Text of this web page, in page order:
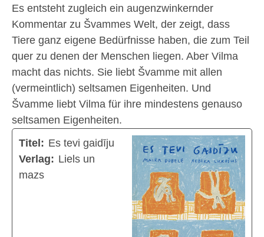
Es entsteht zugleich ein augenzwinkernder
Kommentar zu Švammes Welt, der zeigt, dass
Tiere ganz eigene Bedürfnisse haben, die zum Teil
quer zu denen der Menschen liegen. Aber Vilma
macht das nichts. Sie liebt Švamme mit allen
(vermeintlich) seltsamen Eigenheiten. Und
Švamme liebt Vilma für ihre mindestens genauso
seltsamen Eigenheiten.
Titel: Es tevi gaidīju
Verlag: Liels un
mazs